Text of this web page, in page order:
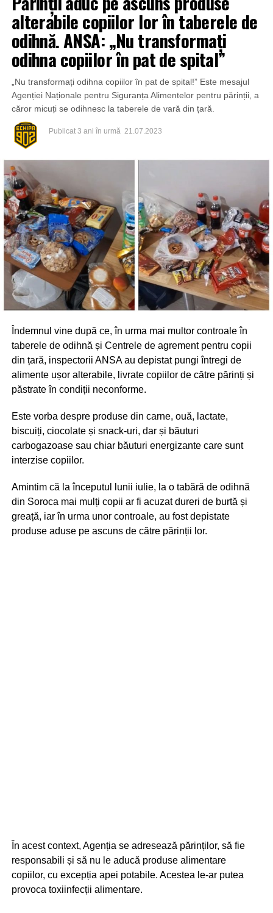
alterabile copiilor lor în taberele de
odihnă. ANSA: „Nu transformați
odihna copiilor în pat de spital”
„Nu transformați odihna copiilor în pat de spital!” Este mesajul
Agenției Naționale pentru Siguranța Alimentelor pentru părinții, a
căror micuți se odihnesc la taberele de vară din țară.
Publicat 3 ani în urmă 21.07.2023
Îndemnul vine după ce, în urma mai multor controale în
taberele de odihnă și Centrele de agrement pentru copii
din țară, inspectorii ANSA au depistat pungi întregi de
alimente ușor alterabile, livrate copiilor de către părinți și
păstrate în condiții neconforme.
Este vorba despre produse din carne, ouă, lactate,
biscuiți, ciocolate și snack-uri, dar și băuturi
carbogazoase sau chiar băuturi energizante care sunt
interzise copiilor.
Amintim că la începutul lunii iulie, la o tabără de odihnă
din Soroca mai mulți copii ar fi acuzat dureri de burtă și
greață, iar în urma unor controale, au fost depistate
produse aduse pe ascuns de către părinții lor.
În acest context, Agenția se adresează părinților, să fie
responsabili și să nu le aducă produse alimentare
copiilor, cu excepția apei potabile. Acestea le-ar putea
provoca toxiinfecții alimentare.